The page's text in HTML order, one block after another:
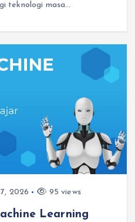
teknologi masa…
2026 95 views
Learning